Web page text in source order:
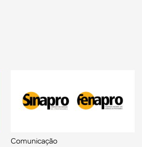
Comunicação